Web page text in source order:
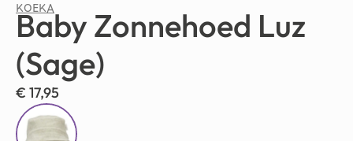
KOEKA
Baby Zonnehoed Luz
(Sage)
€ 17,95